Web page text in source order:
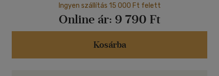
szerző olyan kreatív utat választott, amely sokak motiválója
lehet: az örök értékek és a mai kérdések közé próbál meg
hidat verni, s ezt útmutatásaival járhatóvá is tenni." Dr.
Hafenscher Károly tanszékvezető egyetemi tanár
Ingyen szállítás 15 000 Ft felett
Online ár: 9 790 Ft
Kosárba